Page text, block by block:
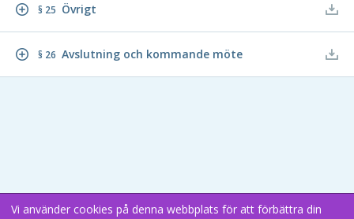
§ 25 Övrigt
§ 26 Avslutning och kommande möte
Vi använder cookies på denna webbplats för att förbättra din